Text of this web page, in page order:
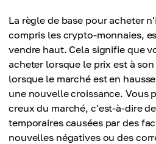
La règle de base pour acheter
compris les crypto-monnaies,
vendre haut. Cela signifie que
acheter lorsque le prix est à
lorsque le marché est en
une nouvelle croissance. Vous
creux du marché, c'est-à-dire
temporaires causées par des
nouvelles négatives ou des